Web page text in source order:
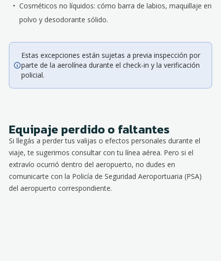
Cosméticos no líquidos: cómo barra de labios, maquillaje en
polvo y desodorante sólido.
Estas excepciones están sujetas a previa inspección por
parte de la aerolínea durante el check-in y la verificación
policial.
Equipaje perdido o faltantes
Si llegás a perder tus valijas o efectos personales durante el
viaje, te sugerimos consultar con tu línea aérea. Pero si el
extravío ocurrió dentro del aeropuerto, no dudes en
comunicarte con la Policía de Seguridad Aeroportuaria (PSA)
del aeropuerto correspondiente.